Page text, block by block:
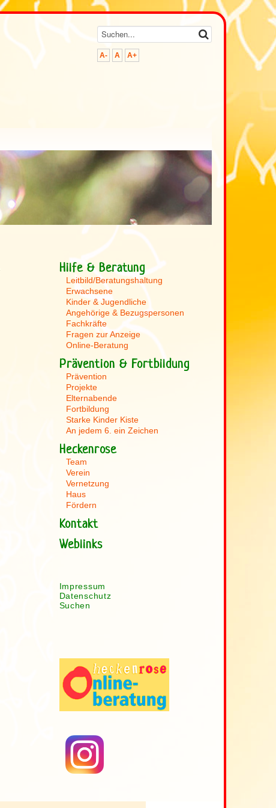
A- A A+
Hilfe & Beratung
Leitbild/Beratungshaltung
Erwachsene
Kinder & Jugendliche
Angehörige & Bezugspersonen
Fachkräfte
Fragen zur Anzeige
Online-Beratung
Prävention & Fortbildung
Prävention
Projekte
Elternabende
Fortbildung
Starke Kinder Kiste
An jedem 6. ein Zeichen
Heckenrose
Team
Verein
Vernetzung
Haus
Fördern
Kontakt
Weblinks
Impressum
Datenschutz
Suchen